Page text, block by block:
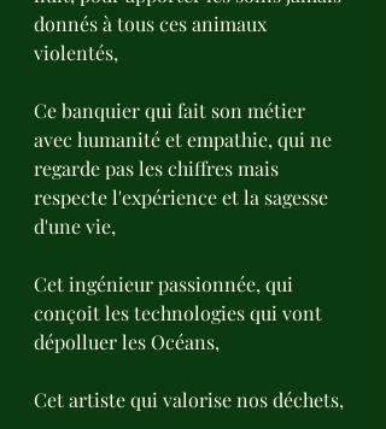
donnés à tous ces animaux
violentés,
Ce banquier qui fait son métier
avec humanité et empathie, qui ne
regarde pas les chiffres mais
respecte l'expérience et la sagesse
d'une vie,
Cet ingénieur passionnée, qui
conçoit les technologies qui vont
dépolluer les Océans,
Cet artiste qui valorise nos déchets,